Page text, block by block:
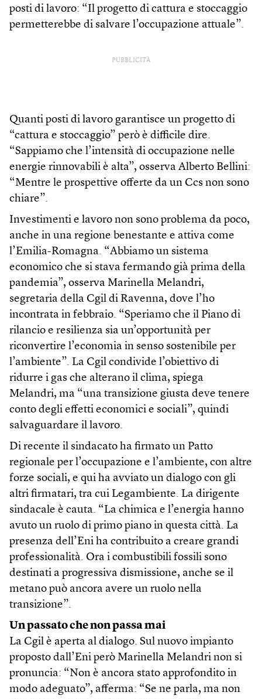
posti di lavoro: “Il progetto di cattura e stoccaggio
permetterebbe di salvare l’occupazione attuale”.
PUBBLICITÀ
Quanti posti di lavoro garantisce un progetto di
“cattura e stoccaggio” però è difficile dire.
“Sappiamo che l’intensità di occupazione nelle
energie rinnovabili è alta”, osserva Alberto Bellini:
“Mentre le prospettive offerte da un Ccs non sono
chiare”.
Investimenti e lavoro non sono problema da poco,
anche in una regione benestante e attiva come
l’Emilia-Romagna. “Abbiamo un sistema
economico che si stava fermando già prima della
pandemia”, osserva Marinella Melandri,
segretaria della Cgil di Ravenna, dove l’ho
incontrata in febbraio. “Speriamo che il Piano di
rilancio e resilienza sia un’opportunità per
riconvertire l’economia in senso sostenibile per
l’ambiente”. La Cgil condivide l’obiettivo di
ridurre i gas che alterano il clima, spiega
Melandri, ma “una transizione giusta deve tenere
conto degli effetti economici e sociali”, quindi
salvaguardare il lavoro.
Di recente il sindacato ha firmato un Patto
regionale per l’occupazione e l’ambiente, con altre
forze sociali, e qui ha avviato un dialogo con gli
altri firmatari, tra cui Legambiente. La dirigente
sindacale è cauta. “La chimica e l’energia hanno
avuto un ruolo di primo piano in questa città. La
presenza dell’Eni ha contribuito a creare grandi
professionalità. Ora i combustibili fossili sono
destinati a progressiva dismissione, anche se il
metano può ancora avere un ruolo nella
transizione”.
Un passato che non passa mai
La Cgil è aperta al dialogo. Sul nuovo impianto
proposto dall’Eni però Marinella Melandri non si
pronuncia: “Non è ancora stato approfondito in
modo adeguato”, afferma: “Se ne parla, ma non